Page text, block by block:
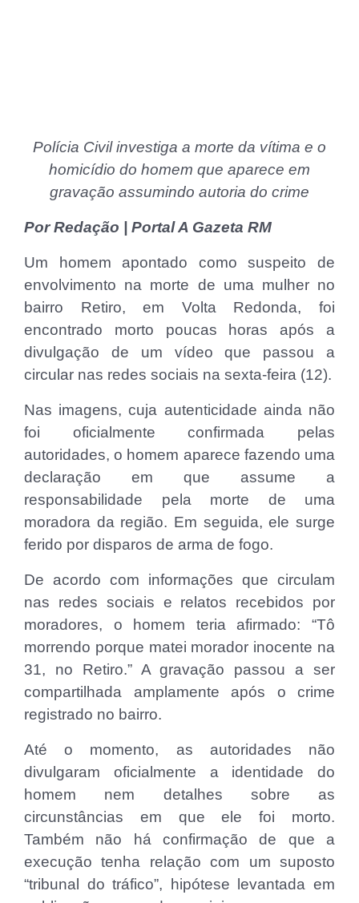
Polícia Civil investiga a morte da vítima e o
homicídio do homem que aparece em
gravação assumindo autoria do crime
Por Redação | Portal A Gazeta RM
Um homem apontado como suspeito de
envolvimento na morte de uma mulher no
bairro Retiro, em Volta Redonda, foi
encontrado morto poucas horas após a
divulgação de um vídeo que passou a
circular nas redes sociais na sexta-feira (12).
Nas imagens, cuja autenticidade ainda não
foi oficialmente confirmada pelas
autoridades, o homem aparece fazendo uma
declaração em que assume a
responsabilidade pela morte de uma
moradora da região. Em seguida, ele surge
ferido por disparos de arma de fogo.
De acordo com informações que circulam
nas redes sociais e relatos recebidos por
moradores, o homem teria afirmado: “Tô
morrendo porque matei morador inocente na
31, no Retiro.” A gravação passou a ser
compartilhada amplamente após o crime
registrado no bairro.
Até o momento, as autoridades não
divulgaram oficialmente a identidade do
homem nem detalhes sobre as
circunstâncias em que ele foi morto.
Também não há confirmação de que a
execução tenha relação com um suposto
“tribunal do tráfico”, hipótese levantada em